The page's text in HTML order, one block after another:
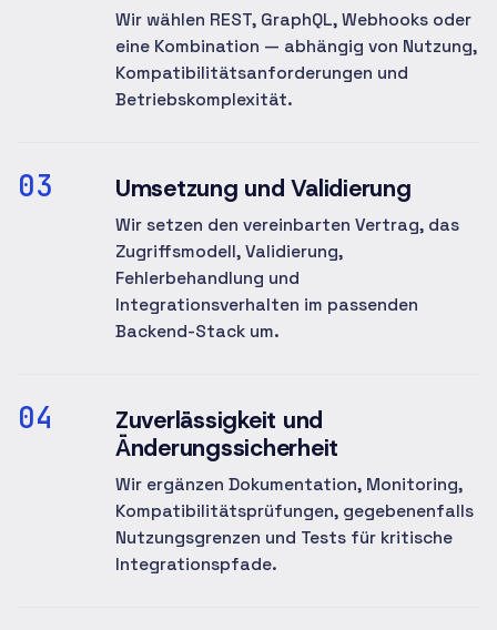
Wir wählen REST, GraphQL, Webhooks oder
eine Kombination — abhängig von Nutzung,
Kompatibilitätsanforderungen und
Betriebskomplexität.
03 Umsetzung und Validierung
Wir setzen den vereinbarten Vertrag, das
Zugriffsmodell, Validierung,
Fehlerbehandlung und
Integrationsverhalten im passenden
Backend-Stack um.
04
Zuverlässigkeit und
Änderungssicherheit
Wir ergänzen Dokumentation, Monitoring,
Kompatibilitätsprüfungen, gegebenenfalls
Nutzungsgrenzen und Tests für kritische
Integrationspfade.